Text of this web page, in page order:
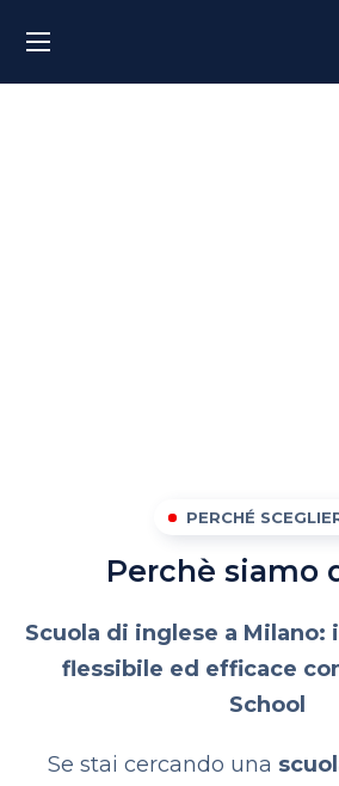
PERCHÉ
Perchè siamo
Scuola di inglese a Milano:
flessibile ed efficace
School
Se stai cercando una